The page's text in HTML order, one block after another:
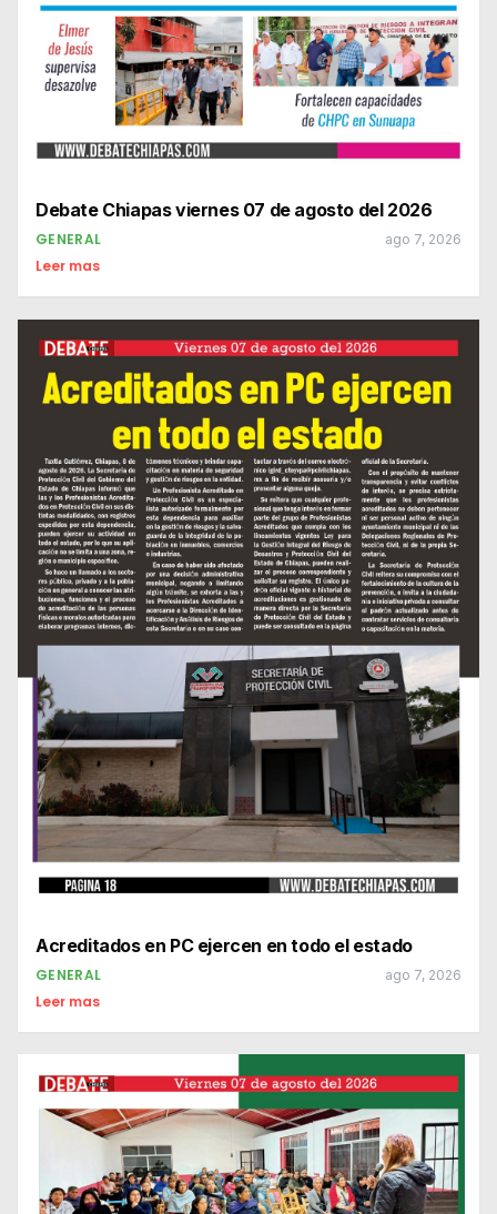
Debate Chiapas viernes 07 de agosto del 2026
GENERAL ago 7, 2026
Leer mas
Acreditados en PC ejercen en todo el estado
GENERAL ago 7, 2026
Leer mas